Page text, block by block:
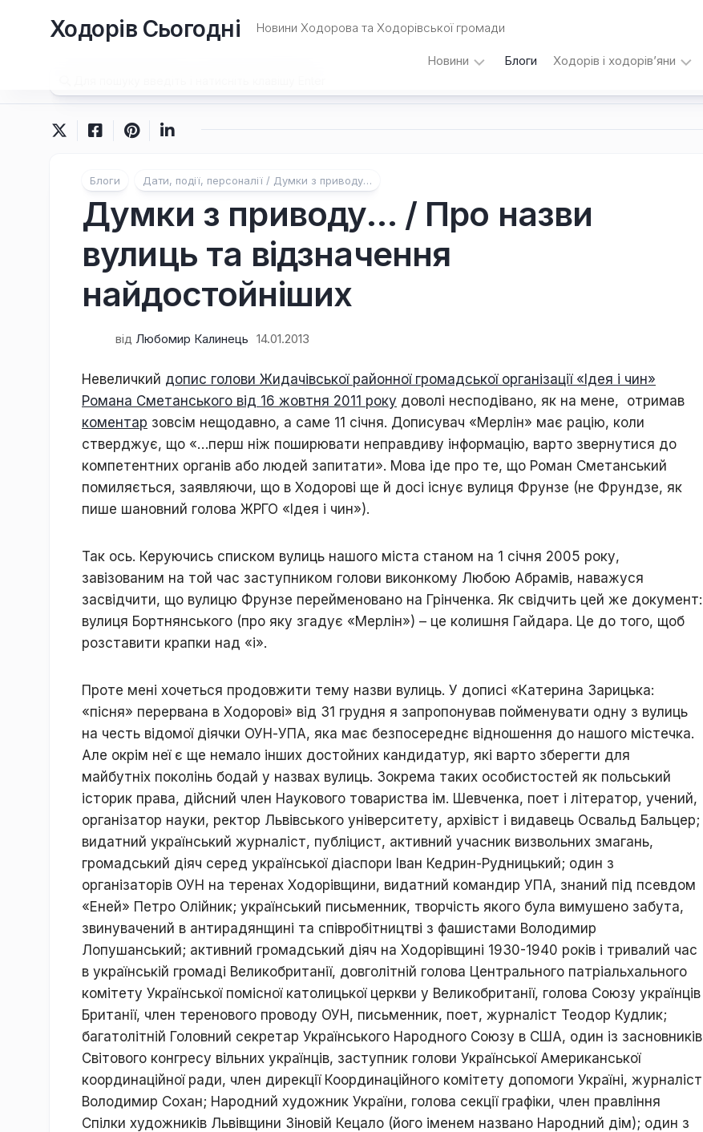
Ходорів Сьогодні Новини Ходорова та Ходорівської громади
Новини Блоги Ходорів і ходорів’яни
під
Дати,
/
Їхня
доля
пов’язана
з
містом
Хто
Ходорівський
слід
Доля
заробітчанська
долею
Люби
і
знай
рідний
край
Ходорів’яни
в
світах
Блоги Дати, події, персоналії / Думки з приводу…
Думки з приводу… / Про назви
вулиць та відзначення
найдостойніших
від Любомир Калинець 14.01.2013
Невеличкий допис голови Жидачівської районної громадської організації «Ідея і чин»
Романа Сметанського від 16 жовтня 2011 року доволі несподівано, як на мене, отримав
коментар зовсім нещодавно, а саме 11 січня. Дописувач «Мерлін» має рацію, коли
стверджує, що «…перш ніж поширювати неправдиву інформацію, варто звернутися до
компетентних органів або людей запитати». Мова іде про те, що Роман Сметанський
помиляється, заявляючи, що в Ходорові ще й досі існує вулиця Фрунзе (не Фрундзе, як
пише шановний голова ЖРГО «Ідея і чин»).
Так ось. Керуючись списком вулиць нашого міста станом на 1 січня 2005 року,
завізованим на той час заступником голови виконкому Любою Абрамів, наважуся
засвідчити, що вулицю Фрунзе перейменовано на Грінченка. Як свідчить цей же документ:
вулиця Бортнянського (про яку згадує «Мерлін») – це колишня Гайдара. Це до того, щоб
розставити крапки над «і».
Проте мені хочеться продовжити тему назви вулиць. У дописі «Катерина Зарицька:
«пісня» перервана в Ходорові» від 31 грудня я запропонував пойменувати одну з вулиць
на честь відомої діячки ОУН-УПА, яка має безпосереднє відношення до нашого містечка.
Але окрім неї є ще немало інших достойних кандидатур, які варто зберегти для
майбутніх поколінь бодай у назвах вулиць. Зокрема таких особистостей як польський
історик права, дійсний член Наукового товариства ім. Шевченка, поет і літератор, учений,
організатор науки, ректор Львівського університету, архівіст і видавець Освальд Бальцер;
видатний український журналіст, публіцист, активний учасник визвольних змагань,
громадський діяч серед української діаспори Іван Кедрин-Рудницький; один з
організаторів ОУН на теренах Ходорівщини, видатний командир УПА, знаний під псевдом
«Еней» Петро Олійник; український письменник, творчість якого була вимушено забута,
звинувачений в антирадянщині та співробітництві з фашистами Володимир
Лопушанський; активний громадський діяч на Ходорівщині 1930-1940 років і тривалий час
в українській громаді Великобританії, довголітній голова Центрального патріальхального
комітету Української помісної католицької церкви у Великобританії, голова Союзу українців
Британії, член теренового проводу ОУН, письменник, поет, журналіст Теодор Кудлик;
багатолітній Головний секретар Українського Народного Союзу в США, один із засновників
Світового конгресу вільних українців, заступник голови Української Американської
координаційної ради, член дирекції Координаційного комітету допомоги Україні, журналіст
Володимир Сохан; Народний художник України, голова секції графіки, член правління
Спілки художників Львівщини Зіновій Кецало (його іменем названо Народний дім); один з